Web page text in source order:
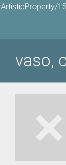
vaso,